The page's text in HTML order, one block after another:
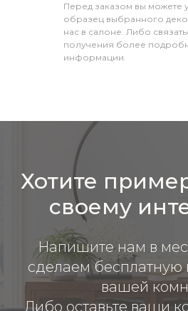
Перед заказом вы можете
образец выбранного
нас в салоне. Либо
получения более
информации.
Хотите
своему
Напишите нам в
сделаем бесплатную
вашей
Либо оставьте ваши